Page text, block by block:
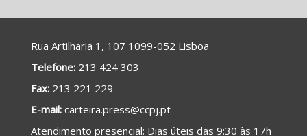
Rua Artilharia 1, 107 1099-052 Lisboa
Telefone: 213 424 303
Fax: 213 221 229
E-mail: carteira.press@ccpj.pt
Atendimento presencial: Dias úteis das 9:30 às 17h